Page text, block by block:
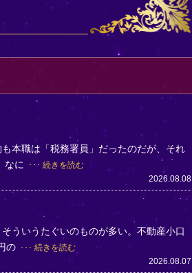
本職は「税務署員」だったのだが、それ
なに
続きを読む
2026.08.08
ういうたぐいのものが多い。不動産小口
の
続きを読む
2026.08.07